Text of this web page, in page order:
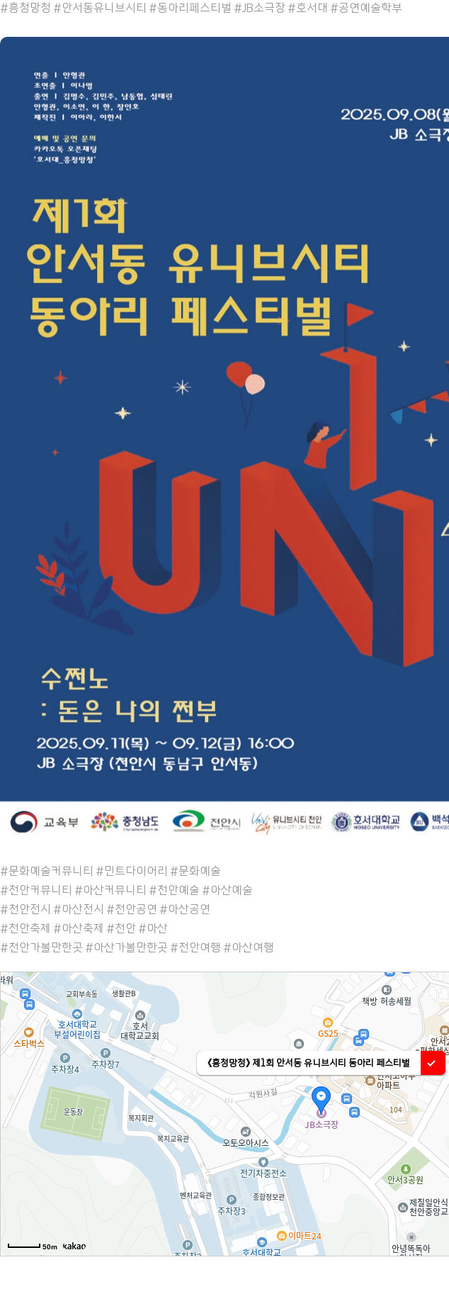
#흥청망청 #안서동유니브시티 #동아리페스티벌 #JB소극장 #호서대 #공연예술학부
#문화예술커뮤니티 #민트다이어리 #문화예술
#천안커뮤니티 #아산커뮤니티 #천안예술 #아산예술
#천안전시 #아산전시 #천안공연 #아산공연
#천안축제 #아산축제 #천안 #아산
#천안가볼만한곳 #아산가볼만한곳 #천안여행 #아산여행
《흥청망청》 제1회 안서동 유니브시티 동아리 페스티벌
50m